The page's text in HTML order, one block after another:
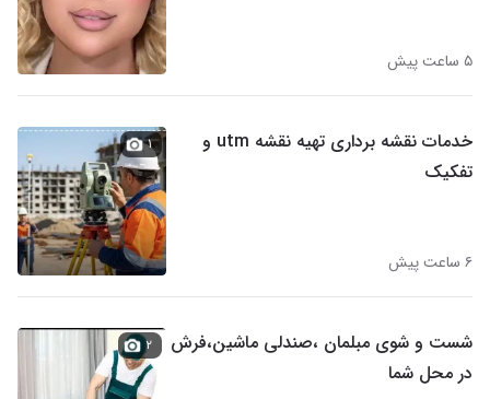
۵ ساعت پیش
خدمات نقشه برداری تهیه نقشه utm و
تفکیک
۶ ساعت پیش
۱
شست و شوی مبلمان ،صندلی ماشین،فرش
در محل شما
۲